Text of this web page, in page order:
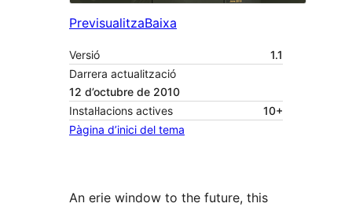
PrevisualitzaBaixa
Versió
1.1
Darrera actualització
12 d’octubre de 2010
Instal·lacions actives
10+
Pàgina d’inici del tema
An erie window to the future, this